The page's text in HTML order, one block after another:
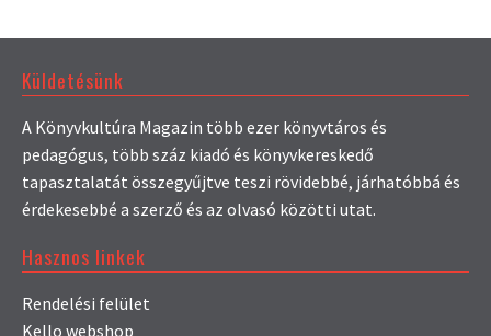
Küldetésünk
A Könyvkultúra Magazin több ezer könyvtáros és
pedagógus, több száz kiadó és könyvkereskedő
tapasztalatát összegyűjtve teszi rövidebbé, járhatóbbá és
érdekesebbé a szerző és az olvasó közötti utat.
Hasznos linkek
Rendelési felület
Kello webshop